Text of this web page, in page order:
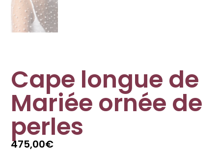
Cape longue de
Mariée ornée de
perles
475,00€